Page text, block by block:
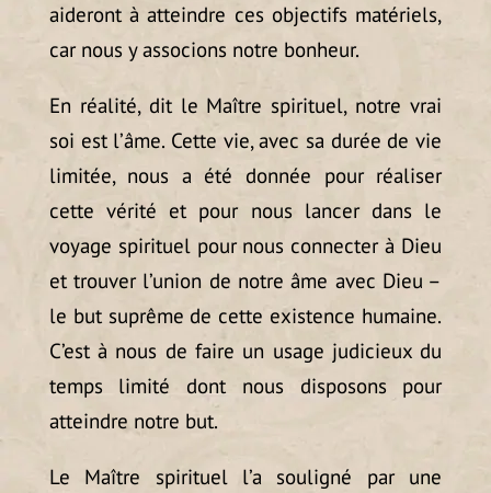
aideront à atteindre ces objectifs matériels,
car nous y associons notre bonheur.
En réalité, dit le Maître spirituel, notre vrai
soi est l’âme. Cette vie, avec sa durée de vie
limitée, nous a été donnée pour réaliser
cette vérité et pour nous lancer dans le
voyage spirituel pour nous connecter à Dieu
et trouver l’union de notre âme avec Dieu –
le but suprême de cette existence humaine.
C’est à nous de faire un usage judicieux du
temps limité dont nous disposons pour
atteindre notre but.
Le Maître spirituel l’a souligné par une